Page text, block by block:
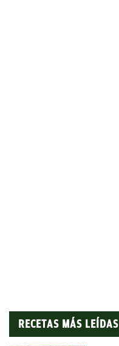
RECETAS MÁS LEÍDAS